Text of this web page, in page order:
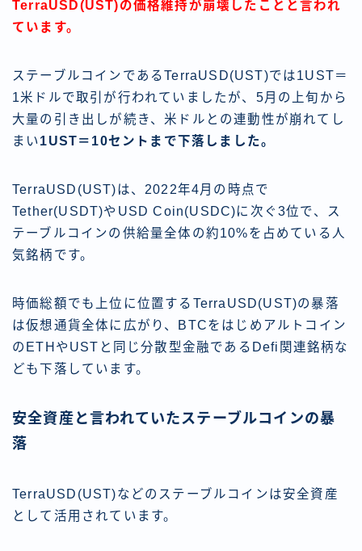
TerraUSD(UST)の価格維持が崩壊したことと言われ
ています。
ステーブルコインであるTerraUSD(UST)では1UST＝
1米ドルで取引が行われていましたが、5月の上旬から
大量の引き出しが続き、米ドルとの連動性が崩れてし
まい1UST＝10セントまで下落しました。
TerraUSD(UST)は、2022年4月の時点で
Tether(USDT)やUSD Coin(USDC)に次ぐ3位で、ス
テーブルコインの供給量全体の約10%を占めている人
気銘柄です。
時価総額でも上位に位置するTerraUSD(UST)の暴落
は仮想通貨全体に広がり、BTCをはじめアルトコイン
のETHやUSTと同じ分散型金融であるDefi関連銘柄な
ども下落しています。
安全資産と言われていたステーブルコインの暴
落
TerraUSD(UST)などのステーブルコインは安全資産
として活用されています。